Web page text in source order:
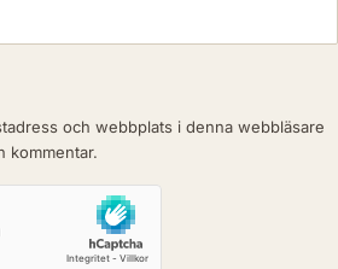
och webbplats i denna webbläsare
kommentar.